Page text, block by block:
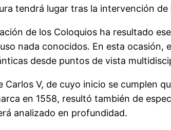
tendrá lugar tras la intervención
de los Coloquios ha resultado
nada conocidos. En esta
desde puntos de vista
V, de cuyo inicio se cumplen
en 1558, resultó también de
analizado en profundidad.